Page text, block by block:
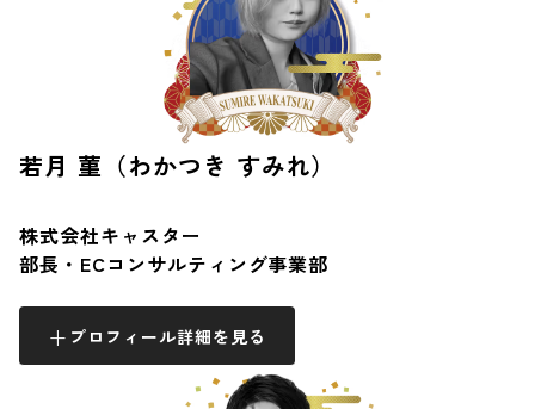
若月 菫（わかつき すみれ）
株式会社キャスター
部長・ECコンサルティング事業部
プロフィール詳細を見る